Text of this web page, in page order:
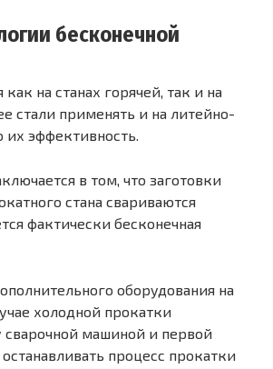
бесконечной
на станах горячей, так и на
стали применять и на литейно-
эффективность.
в том, что заготовки
стана свариваются
фактически бесконечная
оборудования на
холодной прокатки
сварочной машиной и первой
процесс прокатки